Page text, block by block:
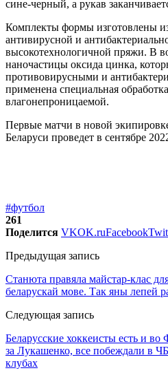
сине-черный, а рукав
Комплекты формы изготовлены
антивирусной и
высокотехнологичной пряжи. В
наночастицы оксида цинка,
противовирусными и
применена специальная
влагонепроницаемой.
Первые матчи в новой
Беларуси проведет в сентябре
#футбол
261
Поделится VKOK.ruFacebook
Предыдущая запись
Станюта правяла майстар-клас
беларускай мове. Так яны лепей
Следующая запись
Беларусские хоккеисты есть и
за Лукашенко, все побеждали в
клубах